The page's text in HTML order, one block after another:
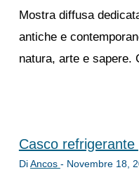
Mostra diffusa
antiche e
natura, arte e sapere.
Casco
DiAncos - Novembre 18,